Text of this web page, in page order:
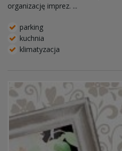
organizację imprez. ...
parking
kuchnia
klimatyzacja